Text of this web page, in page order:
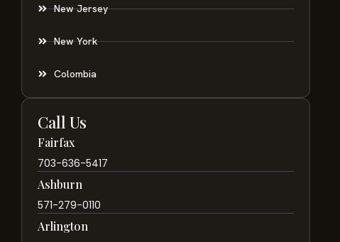
New Jersey
New York
Colombia
Call Us
Fairfax
703-636-5417
Ashburn
571-279-0110
Arlington